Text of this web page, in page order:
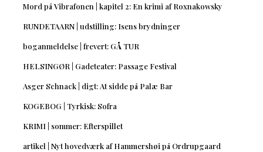
Mord på Vibrafonen | kapitel 2: En krimi af Roxnakowsky
RUNDETAARN | udstilling: Isens brydninger
boganmeldelse | frevert: GÅ TUR
HELSINGØR | Gadeteater: Passage Festival
Asger Schnack | digt: At sidde på Palæ Bar
KOGEBOG | Tyrkisk: Sofra
KRIMI | sommer: Efterspillet
artikel | Nyt hovedværk af Hammershøi på Ordrupgaard